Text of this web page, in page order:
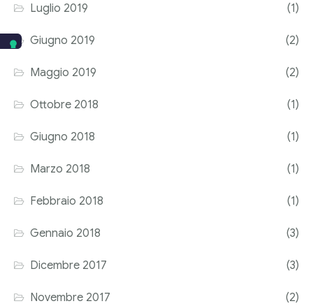
Luglio 2019 (1)
Giugno 2019 (2)
Maggio 2019 (2)
Ottobre 2018 (1)
Giugno 2018 (1)
Marzo 2018 (1)
Febbraio 2018 (1)
Gennaio 2018 (3)
Dicembre 2017 (3)
Novembre 2017 (2)